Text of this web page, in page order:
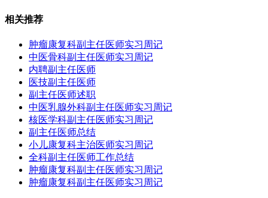
相关推荐
肿瘤康复科副主任医师实习周记
中医骨科副主任医师实习周记
内聘副主任医师
医技副主任医师
副主任医师述职
中医乳腺外科副主任医师实习周记
核医学科副主任医师实习周记
副主任医师总结
小儿康复科主治医师实习周记
全科副主任医师工作总结
肿瘤康复科副主任医师实习周记
肿瘤康复科副主任医师实习周记